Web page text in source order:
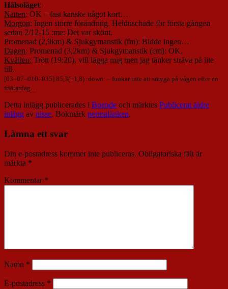
Hälsoläget:
Natten: OK – fast kanske något kort…
Morgon: Ingen större förändring. Helduschade för första gången
sedan 2/12-15 :me: Det var skönt.
Promenad (2,9km) & Sjukgymanstik (fm): Bidde ingen…
Dagen: Promenad (3,2km) & Sjukgymanstik (em): OK.
Kvällen: Trött (19:20), vill lägga mig men jag tänker sträva på lite
till.
[03–07–010–035] 85,3(+1,8) :down: – funkar inte att smyga på vågen efter en
friätardag…
Detta inlägg publicerades i Boende och märktes Publicerat äldre
inlägg av nisse. Bokmärk permalänken.
Lämna ett svar
Din e-postadress kommer inte publiceras. Obligatoriska fält är
märkta *
Kommentar *
Namn *
E-postadress *